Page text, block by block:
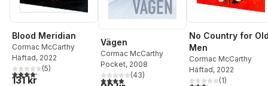
Blood Meridian
Cormac McCarthy
Häftad, 2022
4,2utav 5 stjärnor. Totalt antal röster:
(5)
131 kr
Vägen
Cormac McCarthy
Pocket, 2008
4,0utav 5 stjärnor. Totalt antal röster:
(43)
No Country for
Men
Cormac McCarthy
Häftad, 2022
(1)